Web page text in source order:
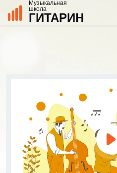
Музыкальная
школа
ГИТАРИН